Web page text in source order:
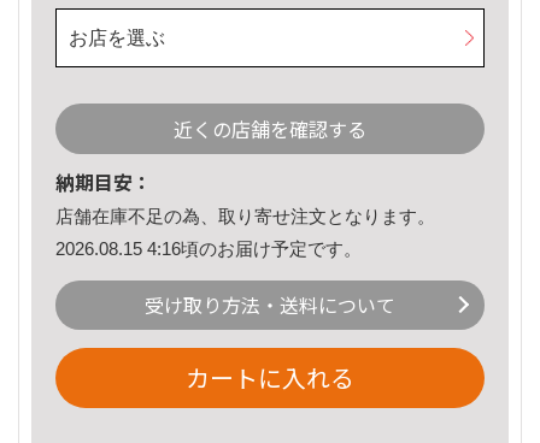
お店を選ぶ
近くの店舗を確認する
納期目安：
店舗在庫不足の為、取り寄せ注文となります。
2026.08.15 4:16頃のお届け予定です。
受け取り方法・送料について
カートに入れる